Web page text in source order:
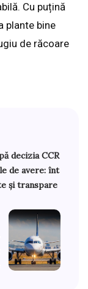
Cu puțină
plante bine
de răcoare
decizia CCR
de avere: înt
și transpare